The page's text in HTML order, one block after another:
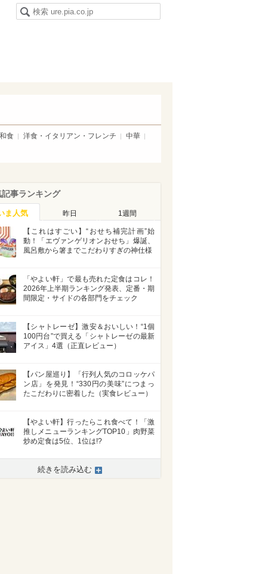
和食 洋食・イタリアン・フレンチ
中華
記事ランキング
ま人気 昨日 1週間
【これはすごい】“おせち補完計画”始
動！「エヴァンゲリオンおせち」爆誕、
風呂敷から箸までこだわりすぎの神仕様
「やよい軒」で最も売れた定食はコレ！
2026年上半期ランキング発表、定番・期
間限定・サイドの各部門をチェック
【シャトレーゼ】激安＆おいしい！“1個
100円台”で買える「シャトレーゼの最新
アイス」4選（正直レビュー）
【パン屋巡り】「行列人気のコロッケパ
ン店」を発見！“330円の美味”につまっ
たこだわりに密着した（実食レビュー）
【やよい軒】行ったらこれ食べて！「激
推しメニューランキングTOP10」肉野菜
炒め定食は5位、1位は!?
続きを読み込む